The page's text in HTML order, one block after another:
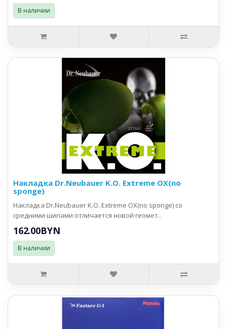
В наличии
Накладка Dr.Neubauer K.O. Extreme OX(no
sponge)
Накладка Dr.Neubauer K.O. Extreme OX(no sponge) со
средними шипами отличается новой геомет..
162.00BYN
В наличии